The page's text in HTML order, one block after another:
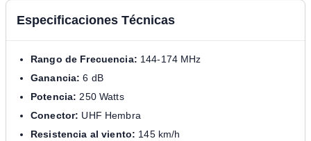
Especificaciones Técnicas
Rango de Frecuencia: 144-174 MHz
Ganancia: 6 dB
Potencia: 250 Watts
Conector: UHF Hembra
Resistencia al viento: 145 km/h